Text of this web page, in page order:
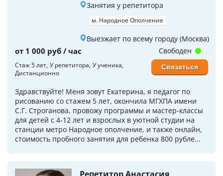
Занятия у репетитора
м. Народное Ополчение
Выезжает по всему городу (Москва)
от 1 000 руб / час
Стаж 5 лет У репетитора У ученика
Дистанционно
Здравствуйте! Меня зовут Екатерина, я педагог по
рисованию со стажем 5 лет, окончила МГХПА имени
C.Г. Строганова, провожу программы и мастер-классы
для детей с 4-12 лет и взрослых в уютной студии на
станции метро Народное ополчение, и также онлайн,
стоимость пробного занятия для ребенка 800 рубле...
Свободен
Связаться